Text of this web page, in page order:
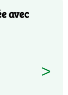
avec
>